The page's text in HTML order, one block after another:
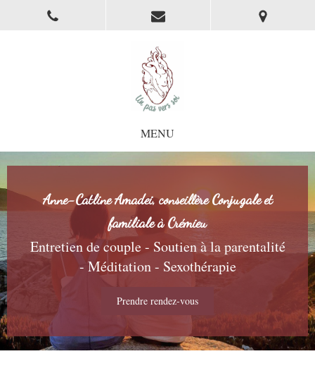
MENU
Anne-Catline Amadei, conseillère Conjugale et
familiale à Crémieu
Entretien de couple - Soutien à la parentalité
- Méditation - Sexothérapie
Prendre rendez-vous